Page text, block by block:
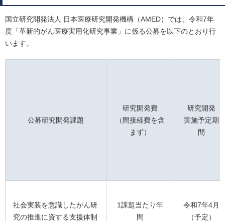
国立研究開発法人 日本医療研究開発機構（AMED）では、令和7年
度「革新的がん医療実用化研究事業」に係る公募を以下のとおり行
います。
公募研究開発課題
研究開発費
（間接経費を含
まず）
研究開発
実施予定期
間
社会実装を意識したがん研
究の推進に資する支援体制
1課題当たり年
間
令和7年4月
（予定）